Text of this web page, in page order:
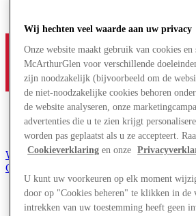
Word lid van de Club
Gered,
nl
Winkels
Wij hechten veel waarde aan uw privacy
Onze website maakt gebruik van cookies
McArthurGlen voor verschillende
zijn noodzakelijk (bijvoorbeeld om de
de niet-noodzakelijke cookies behoren
de website analyseren, onze
advertenties die u te zien krijgt
worden pas geplaatst als u ze accepteert.
Cookieverklaring en onze
U kunt uw voorkeuren op elk moment
door op "Cookies beheren" te klikken in de
intrekken van uw toestemming heeft geen